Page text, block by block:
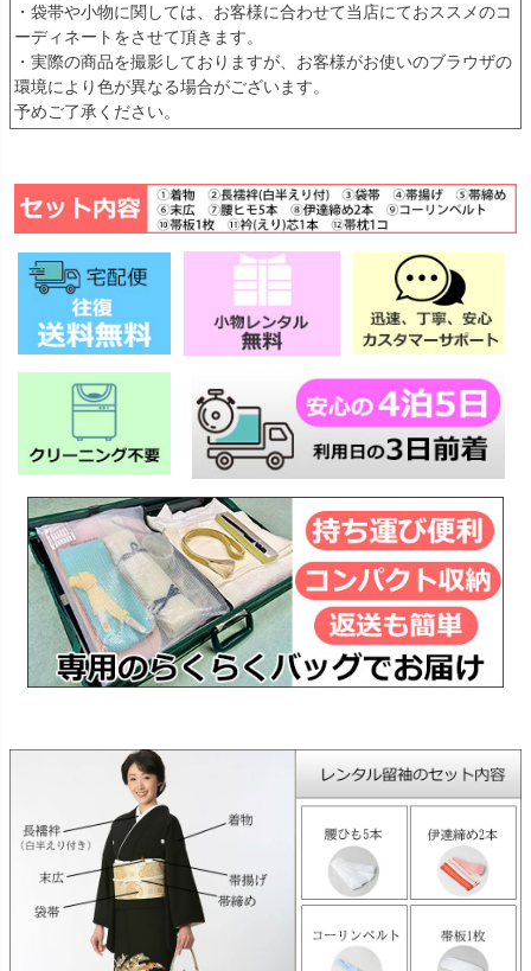
・袋帯や小物に関しては、お客様に合わせて当店にておススメのコ
ーディネートをさせて頂きます。
・実際の商品を撮影しておりますが、お客様がお使いのブラウザの
環境により色が異なる場合がございます。
予めご了承ください。